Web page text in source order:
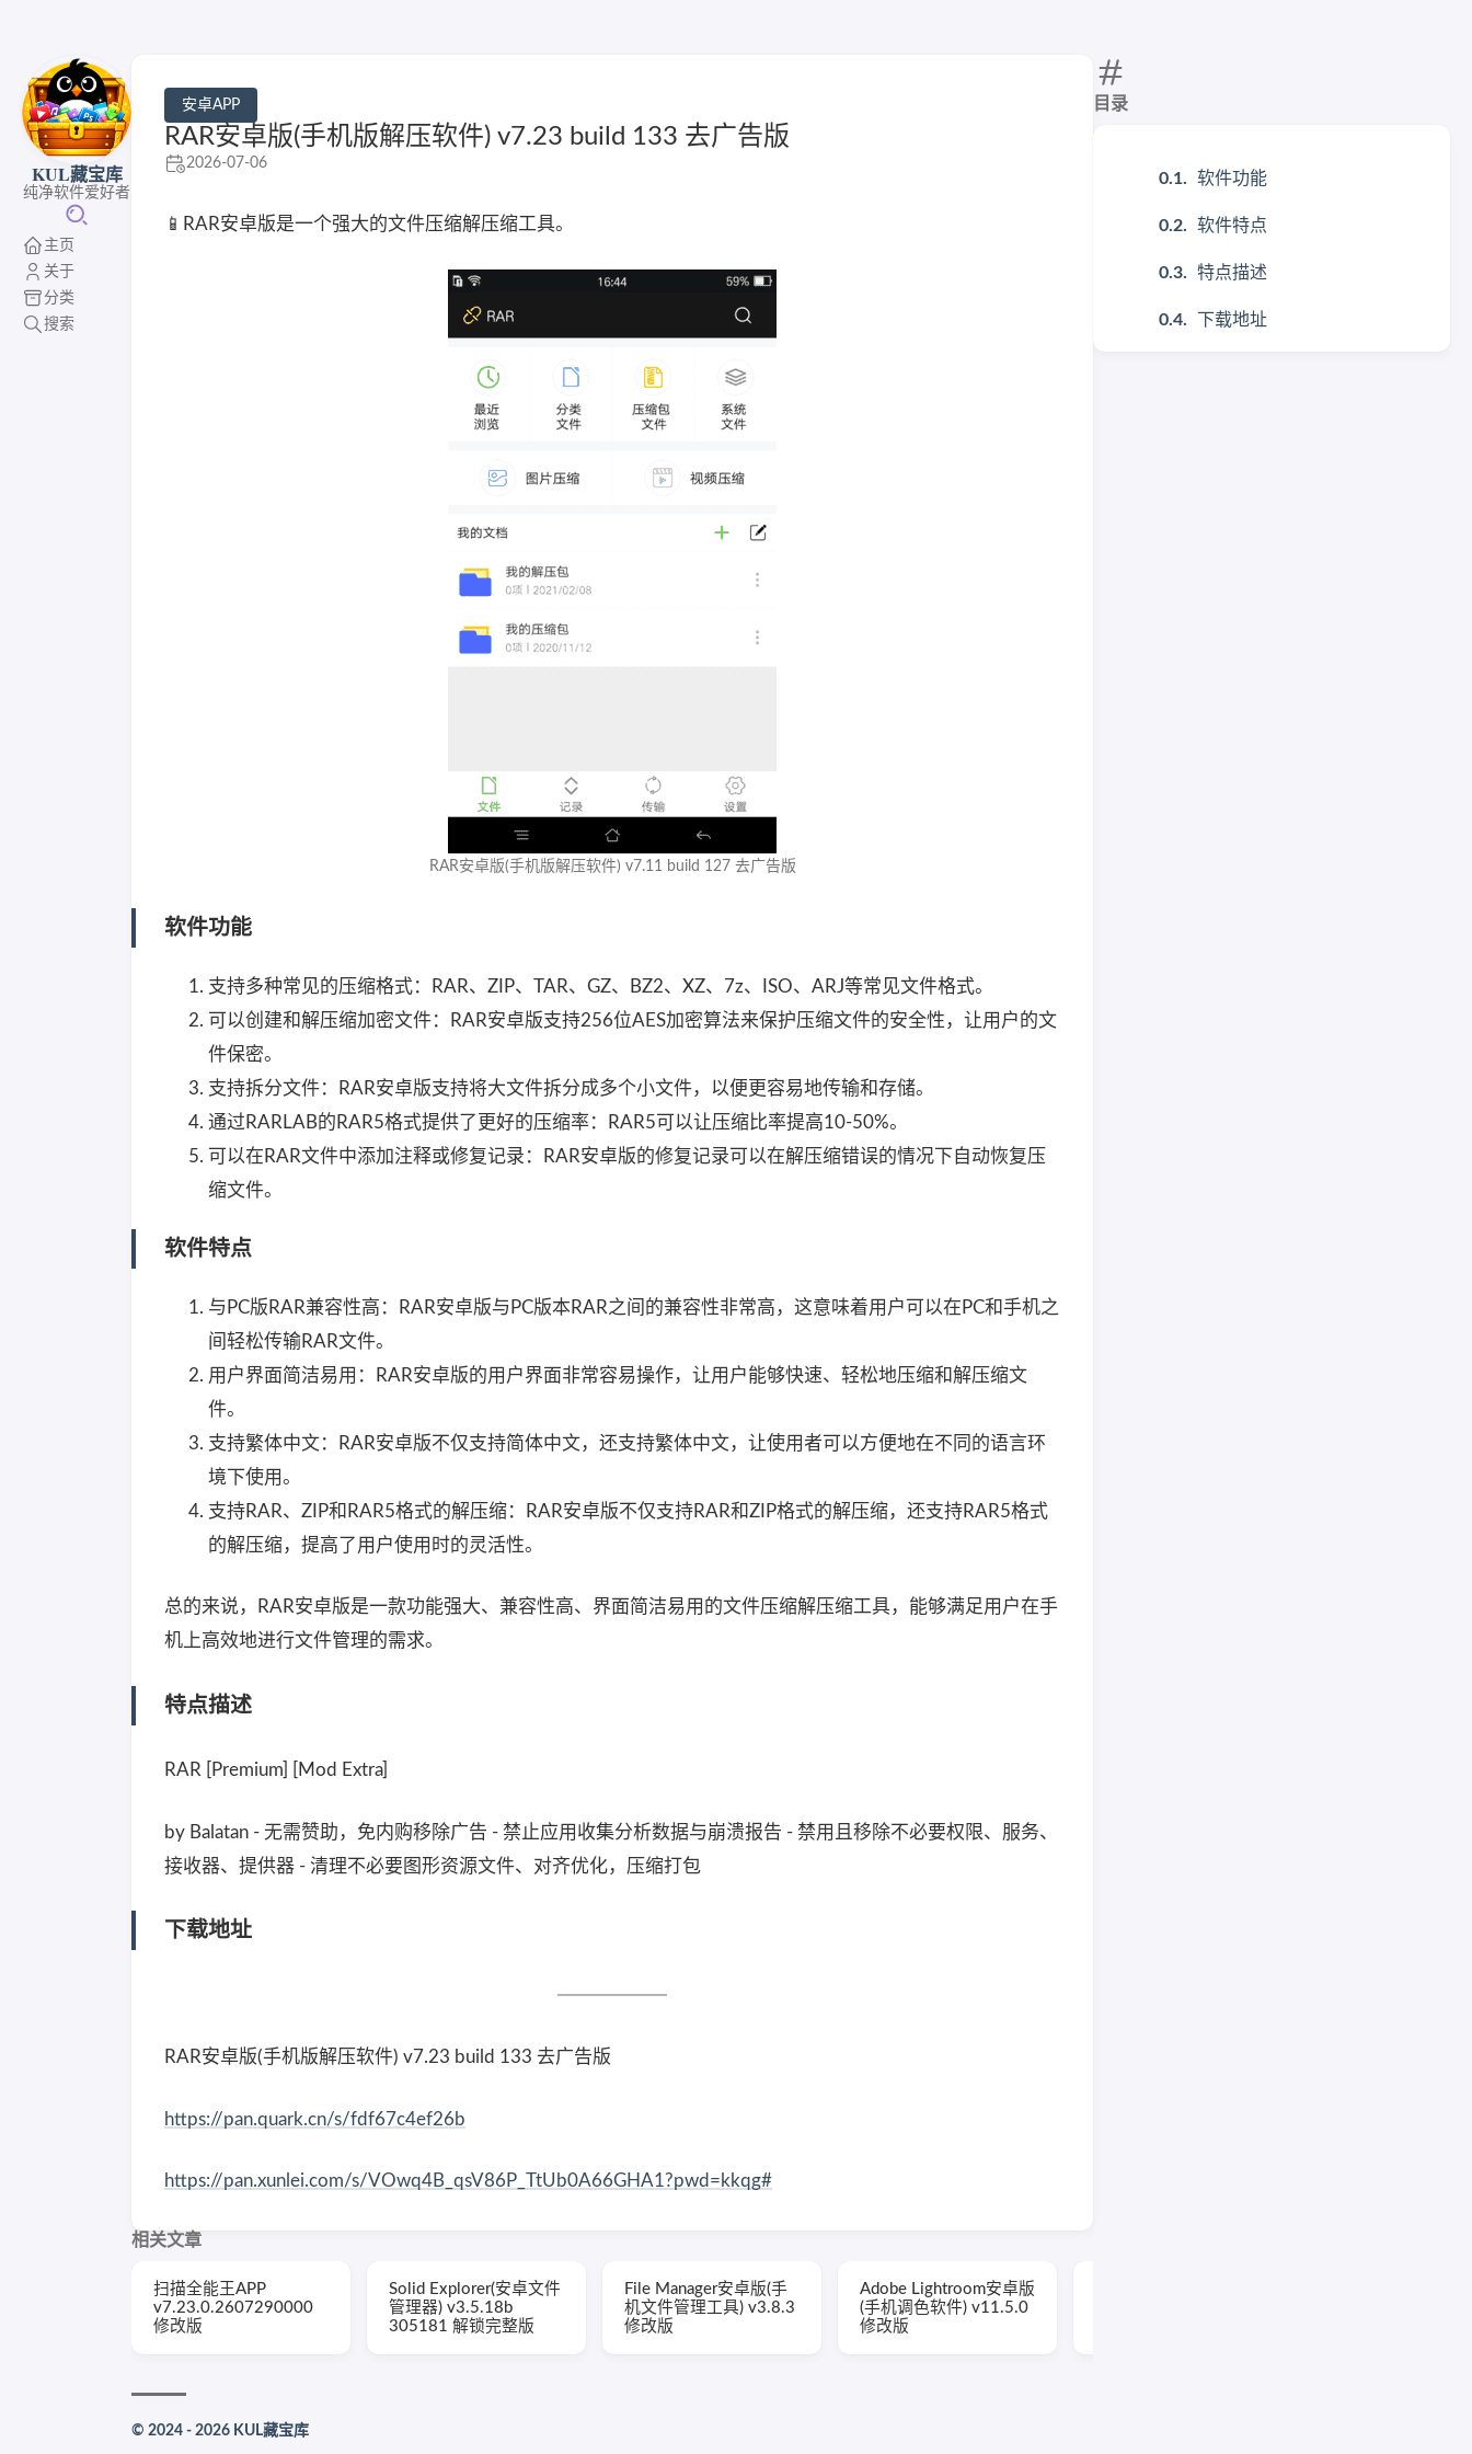
KUL藏宝库
纯净软件爱好者
主页
关于
分类
搜索
目录
软件功能
软件特点
特点描述
下载地址
安卓APP
RAR安卓版(手机版解压软件) v7.23 build 133 去广告版
2026-07-06
📱RAR安卓版是一个强大的文件压缩解压缩工具。
RAR安卓版(手机版解压软件) v7.11 build 127 去广告版
软件功能
支持多种常见的压缩格式：RAR、ZIP、TAR、GZ、BZ2、XZ、7z、ISO、ARJ等常见文件格式。
可以创建和解压缩加密文件：RAR安卓版支持256位AES加密算法来保护压缩文件的安全性，让用户的文
件保密。
支持拆分文件：RAR安卓版支持将大文件拆分成多个小文件，以便更容易地传输和存储。
通过RARLAB的RAR5格式提供了更好的压缩率：RAR5可以让压缩比率提高10-50%。
可以在RAR文件中添加注释或修复记录：RAR安卓版的修复记录可以在解压缩错误的情况下自动恢复压
缩文件。
软件特点
与PC版RAR兼容性高：RAR安卓版与PC版本RAR之间的兼容性非常高，这意味着用户可以在PC和手机之
间轻松传输RAR文件。
用户界面简洁易用：RAR安卓版的用户界面非常容易操作，让用户能够快速、轻松地压缩和解压缩文
件。
支持繁体中文：RAR安卓版不仅支持简体中文，还支持繁体中文，让使用者可以方便地在不同的语言环
境下使用。
支持RAR、ZIP和RAR5格式的解压缩：RAR安卓版不仅支持RAR和ZIP格式的解压缩，还支持RAR5格式
的解压缩，提高了用户使用时的灵活性。
总的来说，RAR安卓版是一款功能强大、兼容性高、界面简洁易用的文件压缩解压缩工具，能够满足用户在手
机上高效地进行文件管理的需求。
特点描述
RAR [Premium] [Mod Extra]
by Balatan - 无需赞助，免内购移除广告 - 禁止应用收集分析数据与崩溃报告 - 禁用且移除不必要权限、服务、
接收器、提供器 - 清理不必要图形资源文件、对齐优化，压缩打包
下载地址
RAR安卓版(手机版解压软件) v7.23 build 133 去广告版
https://pan.quark.cn/s/fdf67c4ef26b
https://pan.xunlei.com/s/VOwq4B_qsV86P_TtUb0A66GHA1?pwd=kkqg#
相关文章
扫描全能王APP
v7.23.0.2607290000
修改版
Solid Explorer(安卓文件
管理器) v3.5.18b
305181 解锁完整版
File Manager安卓版(手
机文件管理工具) v3.8.3
修改版
Adobe Lightroom安卓版
(手机调色软件) v11.5.0
修改版
© 2024 - 2026 KUL藏宝库